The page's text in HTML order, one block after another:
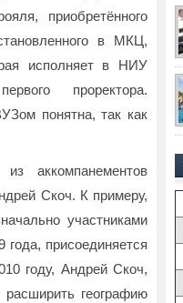
приобретённого
в МКЦ,
исполняет в НИУ
проректора.
понятна, так как
аккомпанементов
Скоч. К примеру,
участниками
присоединяется
году, Андрей Скоч,
географию